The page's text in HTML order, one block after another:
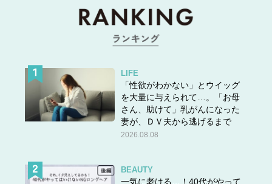
LIFE
「性欲がわかない」とウイッグ
を大量に与えられて…。「お母
さん、助けて」乳がんになった
妻が、ＤＶ夫から逃げるまで
2026.08.08
BEAUTY
一気に老ける…！40代がやって